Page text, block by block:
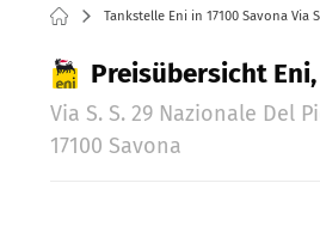
Tankstelle Eni in 17100 Savona Via
Preisübersicht
Via S. S. 29 Nazionale Del
17100 Savona